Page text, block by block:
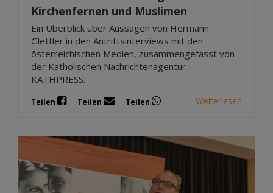
Kirchenfernen und Muslimen
Ein Überblick über Aussagen von Hermann
Glettler in den Antrittsinterviews mit den
österreichischen Medien, zusammengefasst von
der Katholischen Nachrichtenagentur
KATHPRESS.
Teilen Teilen Teilen Weiterlesen